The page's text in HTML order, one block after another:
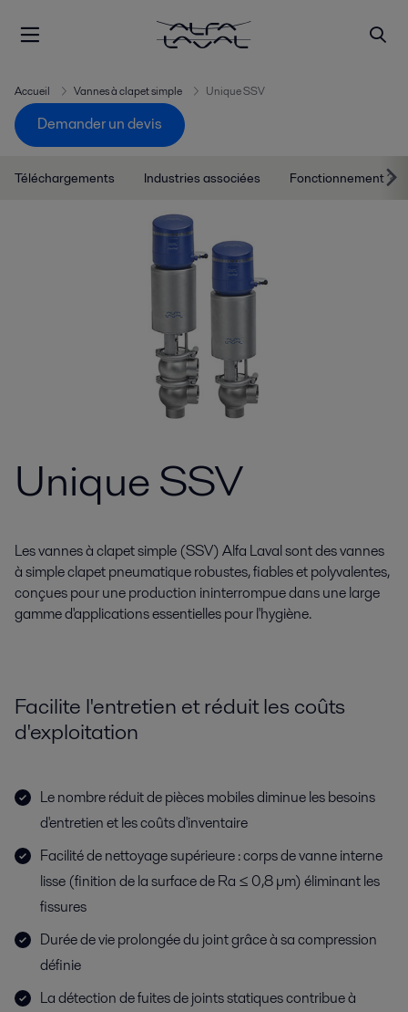
Accueil Vannes à clapet simple Unique SSV
Demander un devis
Téléchargements Industries associées Fonctionnement ?
Unique SSV
Les vannes à clapet simple (SSV) Alfa Laval sont des vannes
à simple clapet pneumatique robustes, fiables et polyvalentes,
conçues pour une production ininterrompue dans une large
gamme d'applications essentielles pour l'hygiène.
Facilite l'entretien et réduit les coûts
d'exploitation
Le nombre réduit de pièces mobiles diminue les besoins
d'entretien et les coûts d'inventaire
Facilité de nettoyage supérieure : corps de vanne interne
lisse (finition de la surface de Ra ≤ 0,8 µm) éliminant les
fissures
Durée de vie prolongée du joint grâce à sa compression
définie
La détection de fuites de joints statiques contribue à